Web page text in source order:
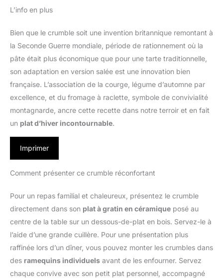
L’info en plus
Bien que le crumble soit une invention britannique remontant à
la Seconde Guerre mondiale, période de rationnement où la
pâte était plus économique que pour une tarte traditionnelle,
son adaptation en version salée est une innovation bien
française. L’association de la courge, légume d’automne par
excellence, et du fromage à raclette, symbole de convivialité
montagnarde, ancre cette recette dans notre terroir et en fait
un plat d’hiver incontournable.
Imprimer
Comment présenter ce crumble réconfortant
Pour un repas familial et chaleureux, présentez le crumble
directement dans son plat à gratin en céramique posé au
centre de la table sur un dessous-de-plat en bois. Servez-le à
l’aide d’une grande cuillère. Pour une présentation plus
raffinée lors d’un dîner, vous pouvez monter les crumbles dans
des ramequins individuels avant de les enfourner. Servez
chaque convive avec son petit plat personnel, accompagné